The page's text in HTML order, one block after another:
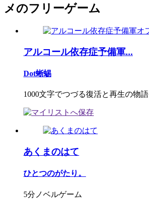
メのフリーゲーム
アルコール依存症予備軍...
Dot蜥蜴
1000文字でつづる復活と再生の物語
あくまのはて
ひとつのがたり。
5分ノベルゲーム